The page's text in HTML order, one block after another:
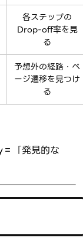
各ステップの
Drop-off率を見
る
予想外の経路・ペ
ージ遷移を見つけ
る
「発見的な